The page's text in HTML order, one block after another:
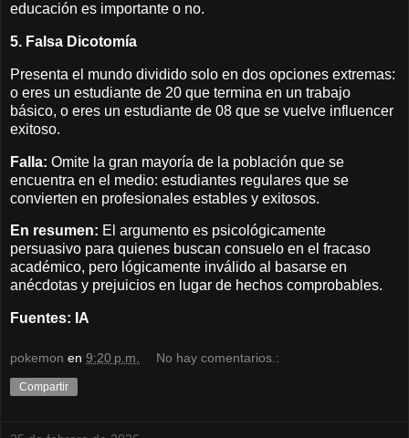
educación es importante o no.
5. Falsa Dicotomía
Presenta el mundo dividido solo en dos opciones extremas:
o eres un estudiante de 20 que termina en un trabajo
básico, o eres un estudiante de 08 que se vuelve influencer
exitoso.
Falla: Omite la gran mayoría de la población que se
encuentra en el medio: estudiantes regulares que se
convierten en profesionales estables y exitosos.
En resumen: El argumento es psicológicamente
persuasivo para quienes buscan consuelo en el fracaso
académico, pero lógicamente inválido al basarse en
anécdotas y prejuicios en lugar de hechos comprobables.
Fuentes: IA
pokemon en 9:20 p.m. No hay comentarios.:
Compartir